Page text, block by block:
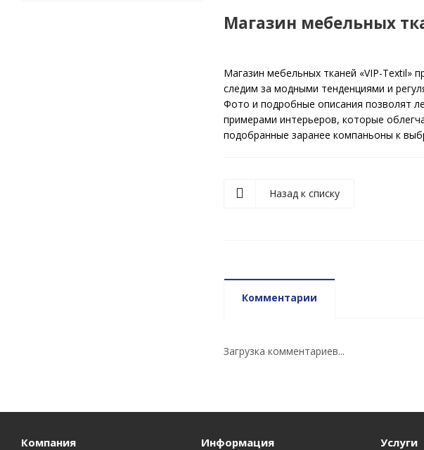
Магазин мебельных
Магазин мебельных тканей «VIP-Textil»
следим за модными тенденциями и
Фото и подробные описания позволят
примерами интерьеров, которые
подобранные заранее компаньоны к
Назад к списку
Комментарии
Загрузка комментариев...
Компания Информация Услуги